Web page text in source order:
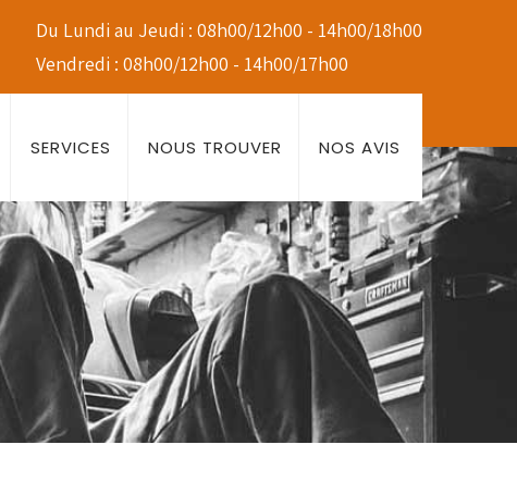
Du Lundi au Jeudi : 08h00/12h00 - 14h00/18h00
Vendredi : 08h00/12h00 - 14h00/17h00
SERVICES NOUS TROUVER NOS AVIS